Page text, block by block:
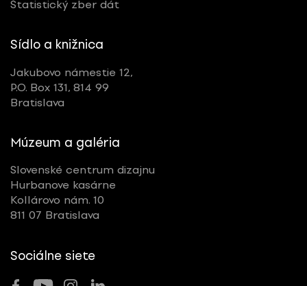
Štatistický zber dát
Sídlo a knižnica
Jakubovo námestie 12,
P.O. Box 131, 814 99
Bratislava
Múzeum a galéria
Slovenské centrum dizajnu
Hurbanove kasárne
Kollárovo nám. 10
811 07 Bratislava
Sociálne siete